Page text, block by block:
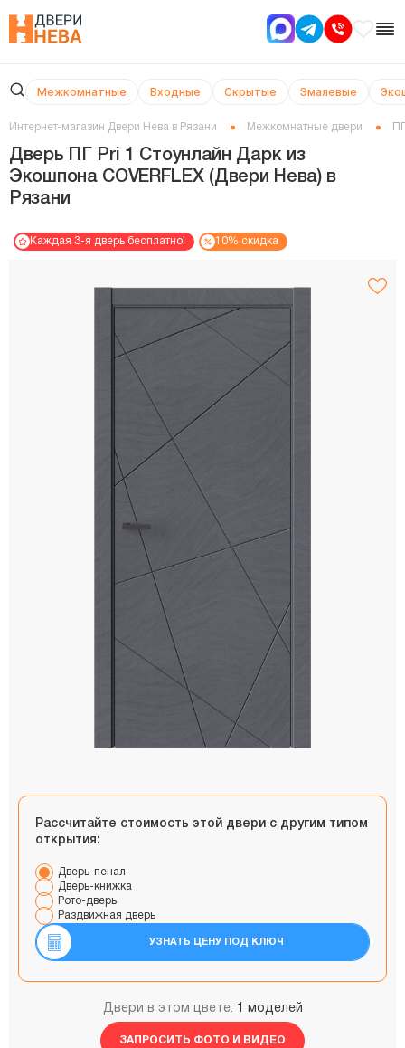
Межкомнатные Входные Скрытые Эмалевые
Интернет-магазин Двери Нева в Рязани Межкомнатные двери
Дверь ПГ Pri 1 Стоунлайн Дарк из
Экошпона COVERFLEX (Двери Нева) в
Рязани
Каждая 3-я дверь бесплатно! 10% скидка
Рассчитайте стоимость этой двери с другим типом
открытия:
Дверь-пенал
Дверь-книжка
Рото-дверь
Раздвижная дверь
УЗНАТЬ ЦЕНУ ПОД КЛЮЧ
Двери в этом цвете: 1 моделей
ЗАПРОСИТЬ ФОТО И ВИДЕО